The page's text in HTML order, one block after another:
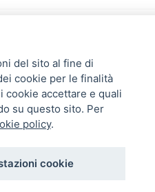
UTILI
Storia
Gift Card
del sito al fine di
cookie per le finalità
cookie accettare e quali
su questo sito. Per
policy.
cookie